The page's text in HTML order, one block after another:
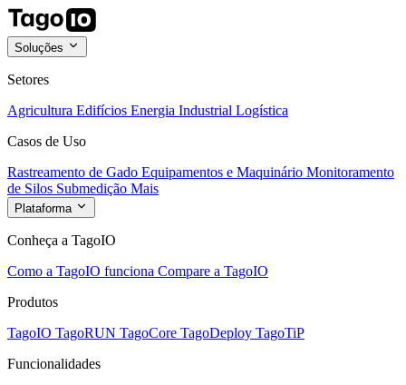
Soluções
Setores
Agricultura Edifícios Energia Industrial Logística
Casos de Uso
Rastreamento de Gado Equipamentos e Maquinário Monitoramento
de Silos Submedição Mais
Plataforma
Conheça a TagoIO
Como a TagoIO funciona Compare a TagoIO
Produtos
TagoIO TagoRUN TagoCore TagoDeploy TagoTiP
Funcionalidades